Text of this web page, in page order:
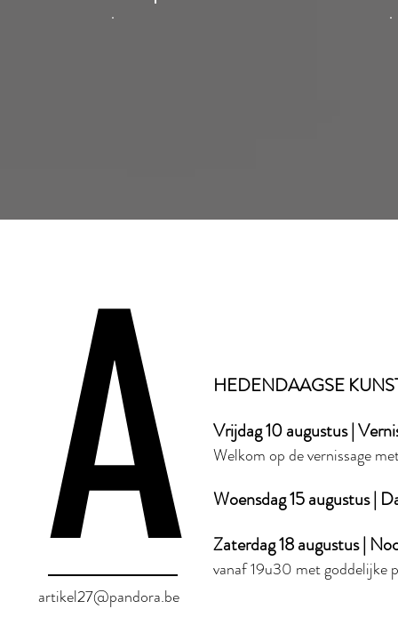
A
artikel27@pandora.be
HEDENDAAGSE
Vrijdag 10 augustus |
Welkom op de vernissage
Woensdag 15 augustus |
Zaterdag 18 augustus |
vanaf 19u30 met goddelijke